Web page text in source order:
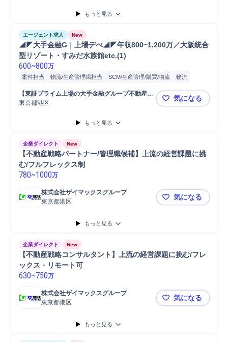
もっと見る
エージェント求人 New
◢◤大手金融G｜上場デべ◢◤年収800~1,200万／大阪統合
型リゾート・すみだ水族館etc.(1)
600~800万
案件担当 物流/生産管理職担当 SCM/生産管理/購買/物流
物流
ホテル
商業施設 オフィスビル 物流施設
用地
法人営業
コンサルティング業務
【東証プライム上場の大手金融グループ不動産会
社】
東京都港区 ◢◤大手金
気になる
もっと見る
企業ダイレクト New
【不動産戦略パートナー/管理職候補】上流の経営課題に挑
む/フルフレックス制
780~1000万
株式会社ザイマックスグループ
東京都港区
【不動産戦
気になる
もっと見る
企業ダイレクト New
【不動産戦略コンサルタント】上流の経営課題に挑む/フレ
ックス・リモート可
630~750万
株式会社ザイマックスグループ
東京都港区
【不動産戦
気になる
もっと見る